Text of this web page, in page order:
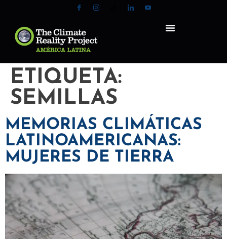
ETIQUETA:
SEMILLAS
MEMORIAS CLIMÁTICAS
LATINOAMERICANAS:
MUJERES DE TIERRA